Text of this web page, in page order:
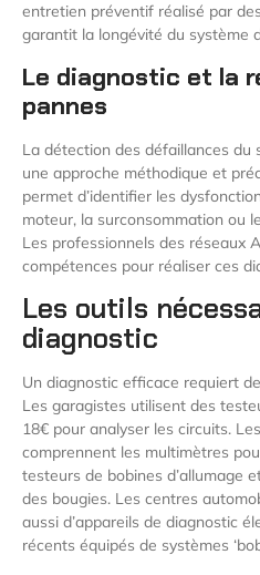
entretien préventif réalisé par
garantit la longévité du système
Le diagnostic et la
pannes
La détection des défaillances du
une approche méthodique et
permet d’identifier les
moteur, la surconsommation ou
Les professionnels des réseaux
compétences pour réaliser ces
Les outils
diagnostic
Un diagnostic efficace requiert
Les garagistes utilisent des
18€ pour analyser les circuits.
comprennent les multimètres
testeurs de bobines d’allumage
des bougies. Les centres
aussi d’appareils de diagnostic
récents équipés de systèmes